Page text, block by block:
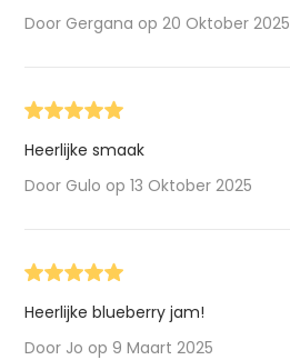
Door Gergana op 20 Oktober 2025
Heerlijke smaak
Door Gulo op 13 Oktober 2025
Heerlijke blueberry jam!
Door Jo op 9 Maart 2025